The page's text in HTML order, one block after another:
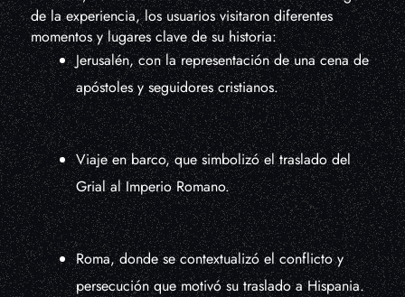
de la experiencia, los usuarios visitaron diferentes
momentos y lugares clave de su historia:
Jerusalén, con la representación de una cena de
apóstoles y seguidores cristianos.
Viaje en barco, que simbolizó el traslado del
Grial al Imperio Romano.
Roma, donde se contextualizó el conflicto y
persecución que motivó su traslado a Hispania.